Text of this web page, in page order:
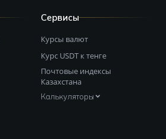
Сервисы
Курсы валют
Курс USDT к тенге
Почтовые индексы
Казахстана
Калькуляторы